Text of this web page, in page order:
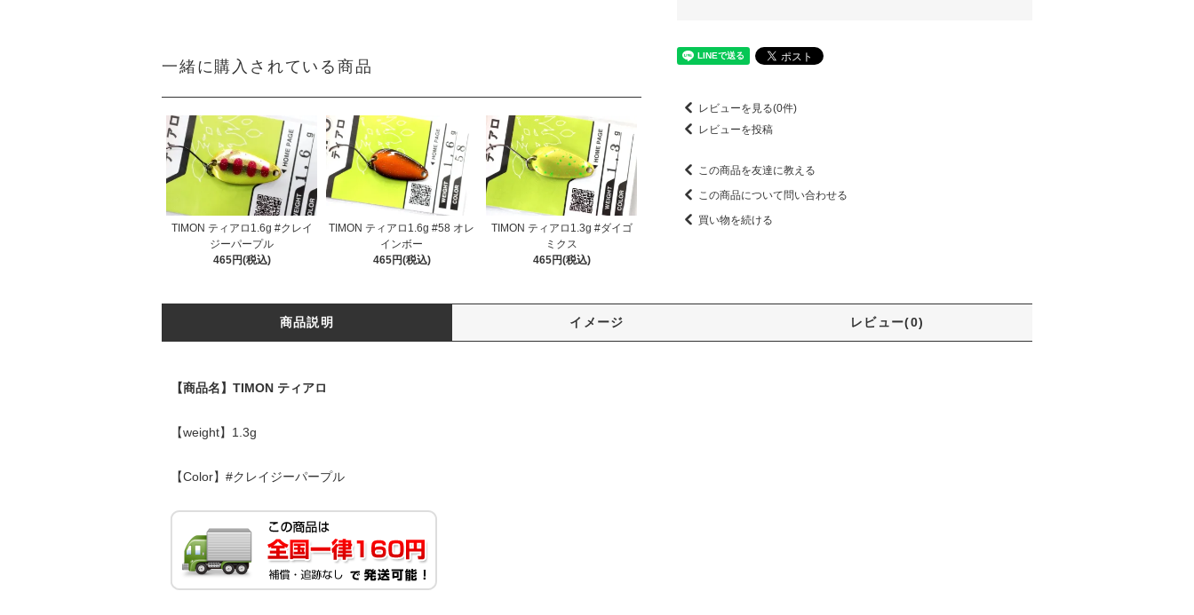
一緒に購入されている商品
TIMON ティアロ1.6g #クレイ
ジーパープル
465円(税込)
TIMON ティアロ1.6g #58 オレ
インボー
465円(税込)
TIMON ティアロ1.3g #ダイゴ
ミクス
465円(税込)
レビューを見る(0件)
レビューを投稿
この商品を友達に教える
この商品について問い合わせる
買い物を続ける
商品説明 イメージ レビュー(0)
【商品名】TIMON ティアロ
【weight】1.3g
【Color】#クレイジーパープル